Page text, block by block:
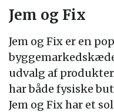
Jem og Fix
Jem og Fix er en
udvalg af
har både fysiske
Jem og Fix har et